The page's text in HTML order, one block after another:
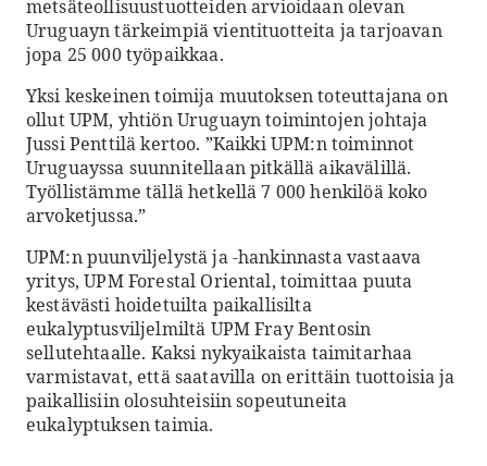
metsäteollisuustuotteiden arvioidaan olevan
Uruguayn tärkeimpiä vientituotteita ja tarjoavan
jopa 25 000 työpaikkaa.
Yksi keskeinen toimija muutoksen toteuttajana on
ollut UPM, yhtiön Uruguayn toimintojen johtaja
Jussi Penttilä kertoo. ”Kaikki UPM:n toiminnot
Uruguayssa suunnitellaan pitkällä aikavälillä.
Työllistämme tällä hetkellä 7 000 henkilöä koko
arvoketjussa.”
UPM:n puunviljelystä ja -hankinnasta vastaava
yritys, UPM Forestal Oriental, toimittaa puuta
kestävästi hoidetuilta paikallisilta
eukalyptusviljelmiltä UPM Fray Bentosin
sellutehtaalle. Kaksi nykyaikaista taimitarhaa
varmistavat, että saatavilla on erittäin tuottoisia ja
paikallisiin olosuhteisiin sopeutuneita
eukalyptuksen taimia.